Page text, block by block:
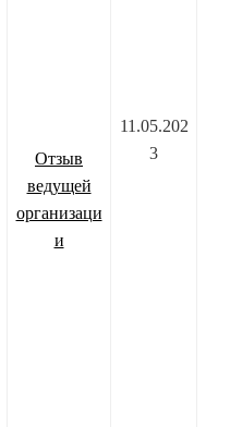
Отзыв
ведущей
организаци
и
11.05.202
3